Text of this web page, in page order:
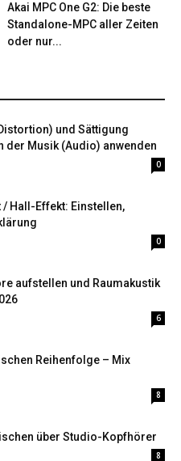
Akai MPC One G2: Die beste
Standalone-MPC aller Zeiten
oder nur...
und Sättigung
der Musik (Audio) anwenden
0
/ Hall-Effekt: Einstellen,
0
aufstellen und Raumakustik
6
Reihenfolge – Mix
8
über Studio-Kopfhörer
8